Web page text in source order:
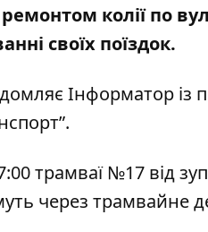
ремонтом колії по
своїх поїздок.
Інформатор із
.
трамваї №17 від
через трамвайне